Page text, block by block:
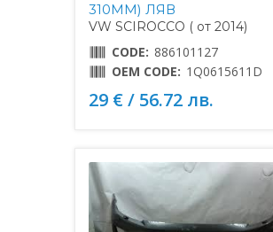
310MM) ЛЯВ
VW SCIROCCO ( от 2014)
CODE: 886101127
OEM CODE: 1Q0615611D
29 € / 56.72 лв.